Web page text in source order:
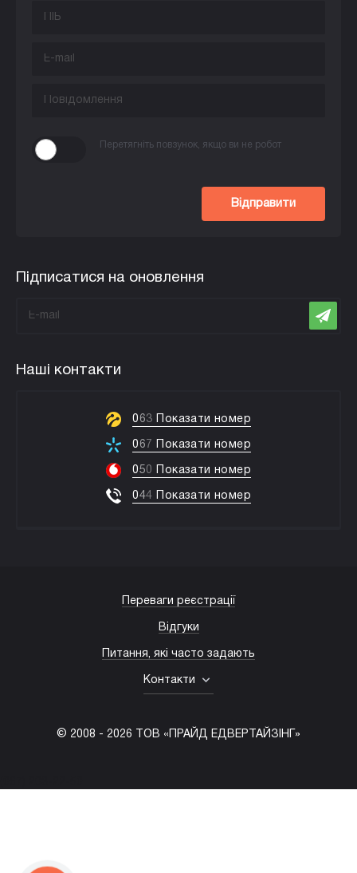
Перетягніть повзунок, якщо ви не робот
Відправити
Підписатися на оновлення
Наші контакти
063 Показати номер
06 7 Показати номер
050 Показати номер
044 Показати номер
© 2008 - 2026 ТОВ «ПРАЙД ЕДВЕРТАЙЗІНГ»
Переваги реєстрації
Відгуки
Питання, які часто задають
Контакти